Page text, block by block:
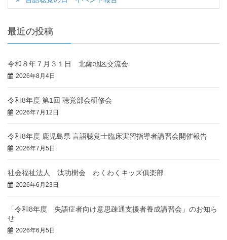
最近の投稿
令和８年７月３１日 北薩地区交流会
2026年8月4日
令和8年度 第1回 聴覚部会研修会
2026年7月12日
令和8年度 鹿児島県 言語聴覚士臨床実習指導者講習会開催報告
2026年7月5日
社会福祉法人 汰功樹会 わくわくキッズ俱楽部
2026年6月23日
「令和8年度 失語症者向け意思疎通支援者養成講習会」のお知ら
せ
2026年6月5日